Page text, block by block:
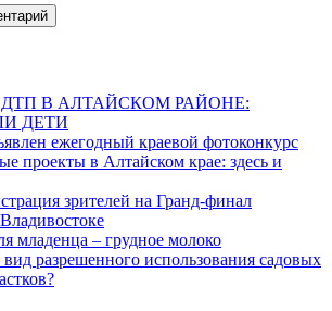
ДТП В АЛТАЙСКОМ РАЙОНЕ:
ДЕТИ
ежегодный краевой фотоконкурс
проекты в Алтайском крае: здесь и
зрителей на Гранд-финал
младенца – грудное молоко
разрешенного использования садовых